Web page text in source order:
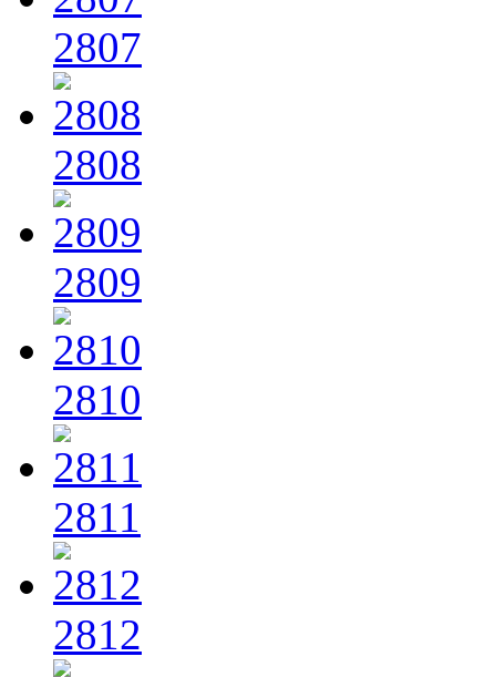
2807
2808
2809
2810
2811
2812